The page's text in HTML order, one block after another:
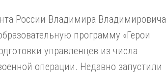
России Владимира Владимировича
программу «Герои
управленцев из числа
операции. Недавно запустили